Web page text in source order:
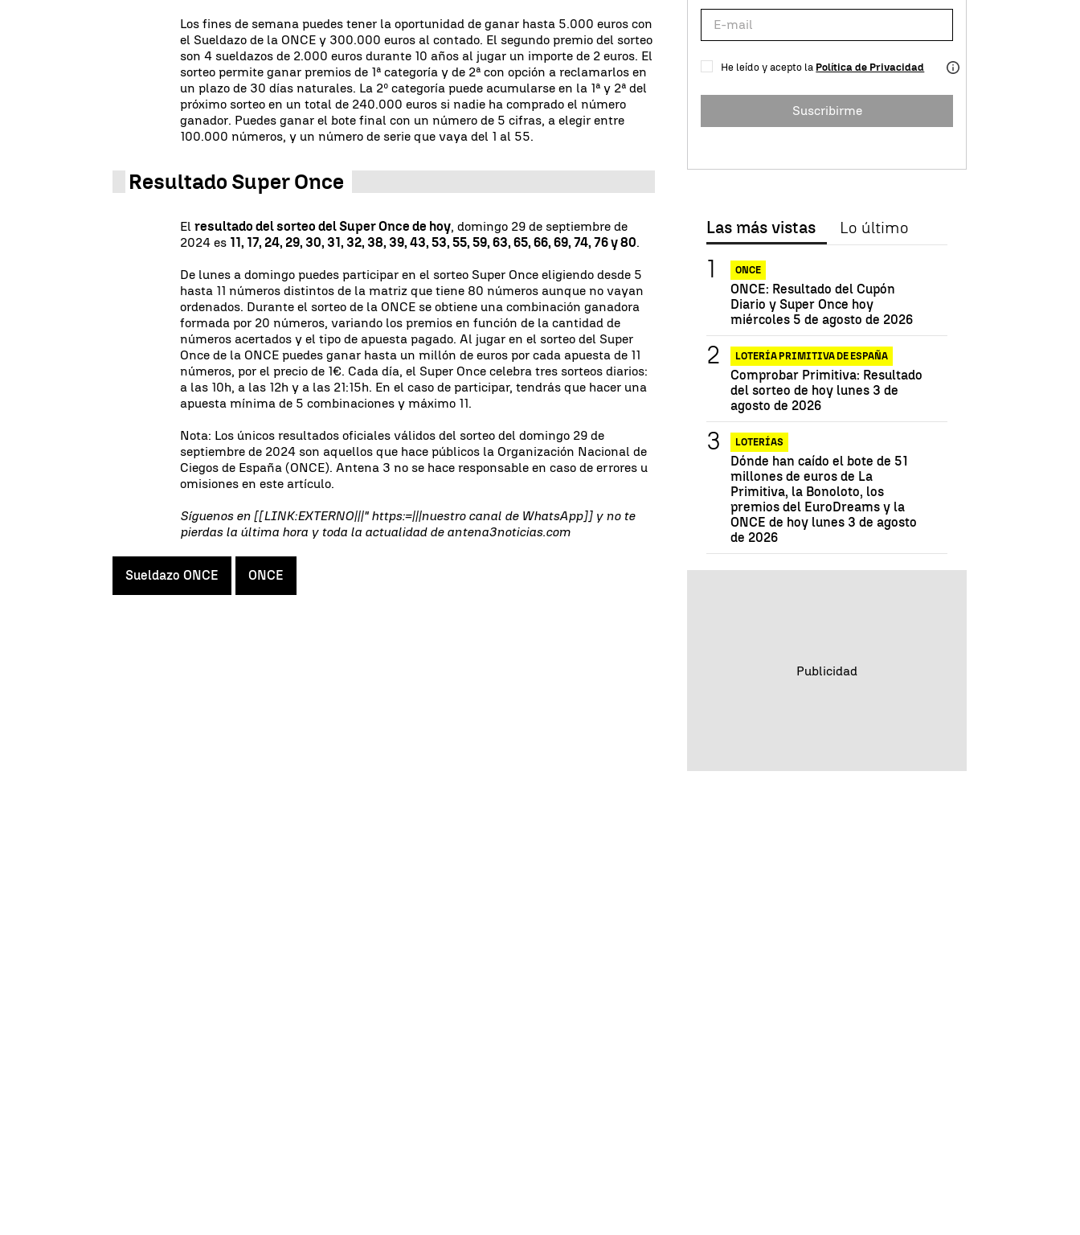
Los fines de semana puedes tener la oportunidad de ganar hasta 5.000 euros con
el Sueldazo de la ONCE y 300.000 euros al contado. El segundo premio del sorteo
son 4 sueldazos de 2.000 euros durante 10 años al jugar un importe de 2 euros. El
sorteo permite ganar premios de 1ª categoría y de 2ª con opción a reclamarlos en
un plazo de 30 días naturales. La 2º categoría puede acumularse en la 1ª y 2ª del
próximo sorteo en un total de 240.000 euros si nadie ha comprado el número
ganador. Puedes ganar el bote final con un número de 5 cifras, a elegir entre
100.000 números, y un número de serie que vaya del 1 al 55.
Resultado Super Once
Elresultado del sorteo del Super Once de hoy, domingo 29 de septiembre de
2024 es 11, 17, 24, 29, 30, 31, 32, 38, 39, 43, 53, 55, 59, 63, 65, 66, 69, 74, 76 y 80.
De lunes a domingo puedes participar en el sorteo Super Once eligiendo desde 5
hasta 11 números distintos de la matriz que tiene 80 números aunque no vayan
ordenados. Durante el sorteo de la ONCE se obtiene una combinación ganadora
formada por 20 números, variando los premios en función de la cantidad de
números acertados y el tipo de apuesta pagado. Al jugar en el sorteo del Super
Once de la ONCE puedes ganar hasta un millón de euros por cada apuesta de 11
números, por el precio de 1€. Cada día, el Super Once celebra tres sorteos diarios:
a las 10h, a las 12h y a las 21:15h. En el caso de participar, tendrás que hacer una
apuesta mínima de 5 combinaciones y máximo 11.
Nota: Los únicos resultados oficiales válidos del sorteo del domingo 29 de
septiembre de 2024 son aquellos que hace públicos la Organización Nacional de
Ciegos de España (ONCE). Antena 3 no se hace responsable en caso de errores u
omisiones en este artículo.
Síguenos en [[LINK:EXTERNO|||" https:=|||nuestro canal de WhatsApp]] y no te
pierdas la última hora y toda la actualidad de antena3noticias.com
Sueldazo ONCE ONCE
He leído y acepto la Política de Privacidad
Suscribirme
Las más vistas Lo último
ONCE
ONCE: Resultado del Cupón
Diario y Super Once hoy
miércoles 5 de agosto de 2026
LOTERÍA PRIMITIVA DE ESPAÑA
Comprobar Primitiva: Resultado
del sorteo de hoy lunes 3 de
agosto de 2026
LOTERÍAS
Dónde han caído el bote de 51
millones de euros de La
Primitiva, la Bonoloto, los
premios del EuroDreams y la
ONCE de hoy lunes 3 de agosto
de 2026